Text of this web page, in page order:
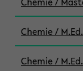
Chemie /
Chemie /